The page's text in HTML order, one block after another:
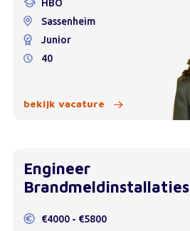
HBO
Sassenheim
Junior
40
bekijk vacature
Engineer
Brandmeldinstallaties
€4000 - €5800